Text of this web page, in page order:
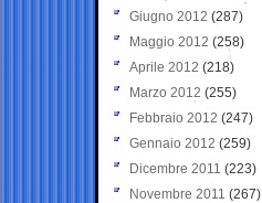
Giugno 2012 (287)
Maggio 2012 (258)
Aprile 2012 (218)
Marzo 2012 (255)
Febbraio 2012 (247)
Gennaio 2012 (259)
Dicembre 2011 (223)
Novembre 2011 (267)